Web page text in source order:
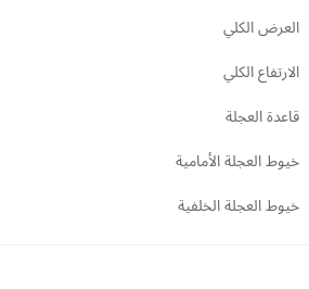
العرض الكلي
الارتفاع الكلي
قاعدة العجلة
خيوط العجلة الأمامية
خيوط العجلة الخلفية